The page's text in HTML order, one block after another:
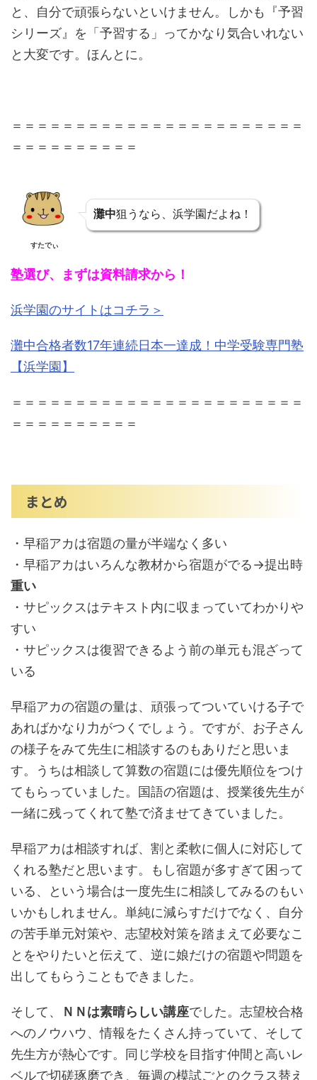
と、自分で頑張らないといけません。しかも『予習
シリーズ』を「予習する」ってかなり気合いれない
と大変です。ほんとに。
＝＝＝＝＝＝＝＝＝＝＝＝＝＝＝＝＝＝＝＝＝＝＝
＝＝＝＝＝＝＝＝＝＝
すたでぃ
灘中狙うなら、浜学園だよね！
塾選び、まずは資料請求から！
浜学園のサイトはコチラ＞
灘中合格者数17年連続日本一達成！中学受験専門塾
【浜学園】
＝＝＝＝＝＝＝＝＝＝＝＝＝＝＝＝＝＝＝＝＝＝＝
＝＝＝＝＝＝＝＝＝＝
まとめ
・早稲アカは宿題の量が半端なく多い
・早稲アカはいろんな教材から宿題がでる→提出時
重い
・サピックスはテキスト内に収まっていてわかりや
すい
・サピックスは復習できるよう前の単元も混ざって
いる
早稲アカの宿題の量は、頑張ってついていける子で
あればかなり力がつくでしょう。ですが、お子さん
の様子をみて先生に相談するのもありだと思いま
す。うちは相談して算数の宿題には優先順位をつけ
てもらっていました。国語の宿題は、授業後先生が
一緒に残ってくれて塾で済ませてきていました。
早稲アカは相談すれば、割と柔軟に個人に対応して
くれる塾だと思います。もし宿題が多すぎて困って
いる、という場合は一度先生に相談してみるのもい
いかもしれません。単純に減らすだけでなく、自分
の苦手単元対策や、志望校対策を踏まえて必要なこ
とをやりたいと伝えて、逆に娘だけの宿題や問題を
出してもらうこともできました。
そして、 ＮＮは素晴らしい講座でした。志望校合格
へのノウハウ、情報をたくさん持っていて、そして
先生方が熱心です。同じ学校を目指す仲間と高いレ
ベルで切磋琢磨でき、毎週の模試ごとのクラス替え